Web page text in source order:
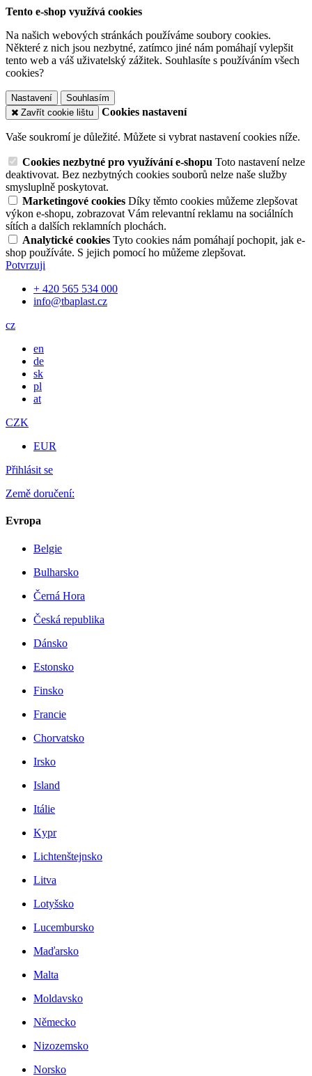
Tento e-shop využívá cookies
Na našich webových stránkách používáme soubory cookies.
Některé z nich jsou nezbytné, zatímco jiné nám pomáhají vylepšit
tento web a váš uživatelský zážitek. Souhlasíte s používáním všech
cookies?
Nastavení
Souhlasím
Zavřít cookie lištu
Cookies nastavení
Vaše soukromí je důležité. Můžete si vybrat nastavení cookies níže.
Cookies nezbytné pro využívání e-shopu Toto nastavení nelze
deaktivovat. Bez nezbytných cookies souborů nelze naše služby
smysluplně poskytovat.
Marketingové cookies Díky těmto cookies můžeme zlepšovat
výkon e-shopu, zobrazovat Vám relevantní reklamu na sociálních
sítích a dalších reklamních plochách.
Analytické cookies Tyto cookies nám pomáhají pochopit, jak e-
shop používáte. S jejich pomocí ho můžeme zlepšovat.
Potvrzuji
+ 420 565 534 000
info@tbaplast.cz
cz
en
de
sk
pl
at
CZK
EUR
Přihlásit se
Země doručení:
Evropa
Belgie
Bulharsko
Černá Hora
Česká republika
Dánsko
Estonsko
Finsko
Francie
Chorvatsko
Irsko
Island
Itálie
Kypr
Lichtenštejnsko
Litva
Lotyšsko
Lucembursko
Maďarsko
Malta
Moldavsko
Německo
Nizozemsko
Norsko